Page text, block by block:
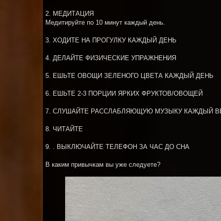
2. МЕДИТАЦИЯ
Медитируйте по 10 минут каждый день.
3. ХОДИТЕ НА ПРОГУЛКУ КАЖДЫЙ ДЕНЬ
4. ДЕЛАЙТЕ ФИЗИЧЕСКИЕ УПРАЖНЕНИЯ
5. ЕШЬТЕ ОВОЩИ ЗЕЛЕНОГО ЦВЕТА КАЖДЫЙ ДЕНЬ
6. ЕШЬТЕ 2-3 ПОРЦИИ ЯРКИХ ФРУКТОВ/ОВОЩЕЙ
7. СЛУШАЙТЕ РАССЛАБЛЯЮЩУЮ МУЗЫКУ КАЖДЫЙ
8. ЧИТАЙТЕ
9. . ВЫКЛЮЧАЙТЕ ТЕЛЕФОН ЗА ЧАС ДО СНА
В каким привычкам вы уже следуете?